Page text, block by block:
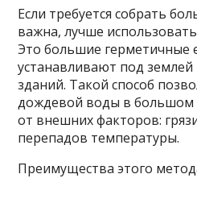
Если требуется собрать
важна, лучше
Это большие герметичные
устанавливают под
зданий. Такой способ
дождевой воды в большом
от внешних факторов:
перепадов температуры.
Преимущества этого